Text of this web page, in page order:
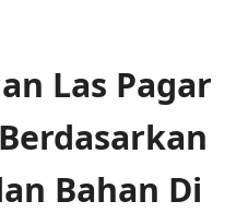
Las Pagar
Bahan Di